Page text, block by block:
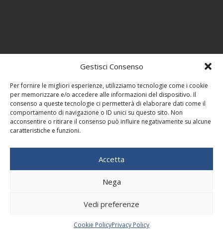
Gestisci Consenso
Per fornire le migliori esperienze, utilizziamo tecnologie come i cookie
per memorizzare e/o accedere alle informazioni del dispositivo. Il
consenso a queste tecnologie ci permetterà di elaborare dati come il
comportamento di navigazione o ID unici su questo sito. Non
acconsentire o ritirare il consenso può influire negativamente su alcune
caratteristiche e funzioni.
Accetta
Nega
Vedi preferenze
Cookie PolicyPrivacy Policy